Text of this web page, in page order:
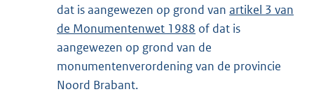
dat is aangewezen op grond van artikel 3 van
de Monumentenwet 1988 of dat is
aangewezen op grond van de
monumentenverordening van de provincie
Noord Brabant.